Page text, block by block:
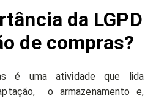
da LGPD
de compras?
é uma atividade que lida
o armazenamento e,